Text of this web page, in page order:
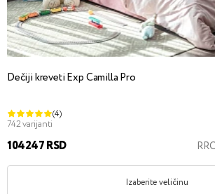
Dečiji kreveti Exp Camilla Pro
(4)
742 varijanti
104247 RSD
Izaberite veličinu